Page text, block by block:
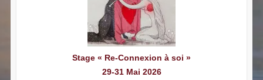
Stage « Re-Connexion à soi »
29-31 Mai 2026